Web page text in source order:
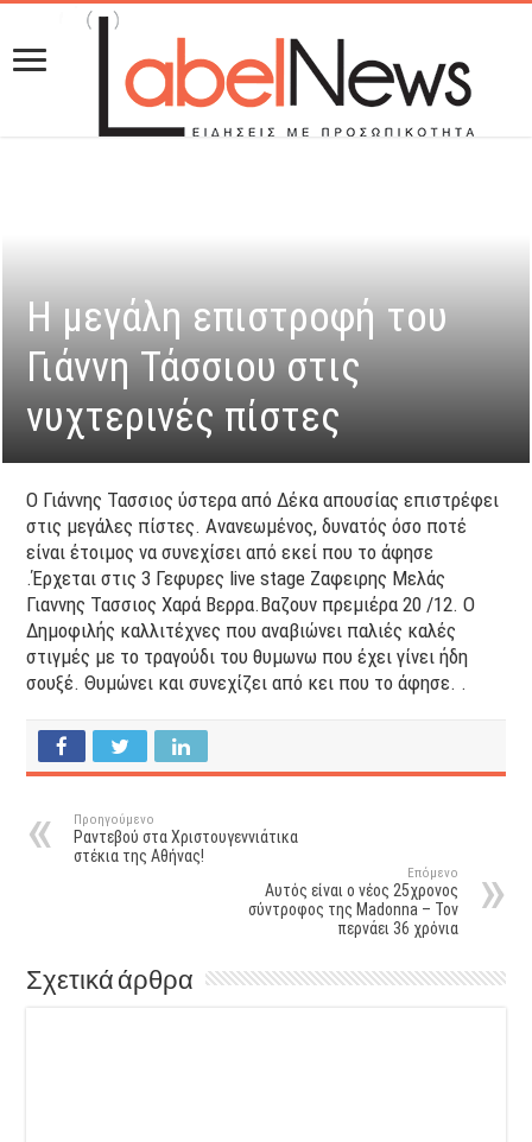
Η μεγάλη επιστροφή του
Γιάννη Τάσσιου στις
νυχτερινές πίστες
Ο Γιάννης Τασσιος ύστερα από Δέκα απουσίας επιστρέφει
στις μεγάλες πίστες. Ανανεωμένος, δυνατός όσο ποτέ
είναι έτοιμος να συνεχίσει από εκεί που το άφησε
.Έρχεται στις 3 Γεφυρες live stage Ζαφειρης Μελάς
Γιαννης Τασσιος Χαρά Βερρα.Βαζουν πρεμιέρα 20 /12. Ο
Δημοφιλής καλλιτέχνες που αναβιώνει παλιές καλές
στιγμές με το τραγούδι του θυμωνω που έχει γίνει ήδη
σουξέ. Θυμώνει και συνεχίζει από κει που το άφησε. .
Προηγούμενο
Ραντεβού στα Χριστουγεννιάτικα
στέκια της Αθήνας!
Επόμενο
Αυτός είναι ο νέος 25χρονος
σύντροφος της Μadonna – Toν
περνάει 36 χρόνια
Σχετικά άρθρα